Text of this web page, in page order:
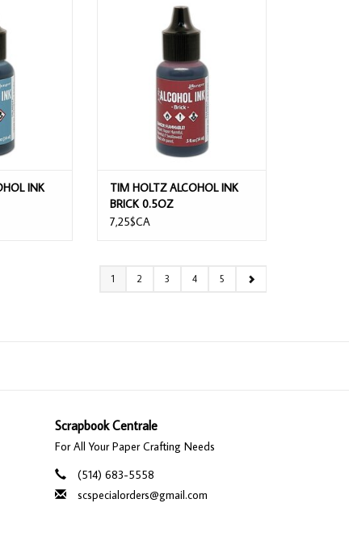
INK
0.5OZ
TIM HOLTZ ALCOHOL INK
BRICK 0.5OZ
7,25$CA
1 2 3 4 5
Scrapbook Centrale
For All Your Paper Crafting Needs
(514) 683-5558
scspecialorders@gmail.com